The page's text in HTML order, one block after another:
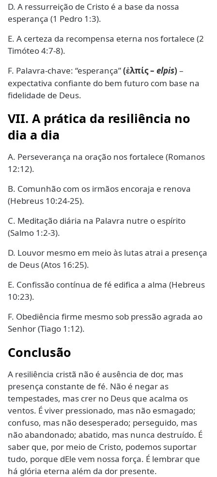
D. A ressurreição de Cristo é a base da nossa
esperança (1 Pedro 1:3).
E. A certeza da recompensa eterna nos fortalece (2
Timóteo 4:7-8).
F. Palavra-chave: “esperança”(ἐλπίς – elpis) –
expectativa confiante do bem futuro com base na
fidelidade de Deus.
VII. A prática da resiliência no
dia a dia
A. Perseverança na oração nos fortalece (Romanos
12:12).
B. Comunhão com os irmãos encoraja e renova
(Hebreus 10:24-25).
C. Meditação diária na Palavra nutre o espírito
(Salmo 1:2-3).
D. Louvor mesmo em meio às lutas atrai a presença
de Deus (Atos 16:25).
E. Confissão contínua de fé edifica a alma (Hebreus
10:23).
F. Obediência firme mesmo sob pressão agrada ao
Senhor (Tiago 1:12).
Conclusão
A resiliência cristã não é ausência de dor, mas
presença constante de fé. Não é negar as
tempestades, mas crer no Deus que acalma os
ventos. É viver pressionado, mas não esmagado;
confuso, mas não desesperado; perseguido, mas
não abandonado; abatido, mas nunca destruído. É
saber que, por meio de Cristo, podemos suportar
tudo, porque dEle vem nossa força. É lembrar que
há glória eterna além da dor presente.